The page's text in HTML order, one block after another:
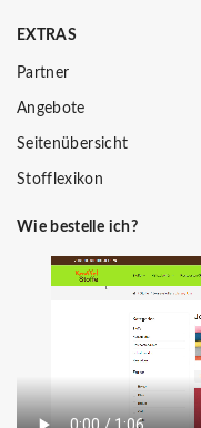
EXTRAS
Partner
Angebote
Seitenübersicht
Stofflexikon
Wie bestelle ich?